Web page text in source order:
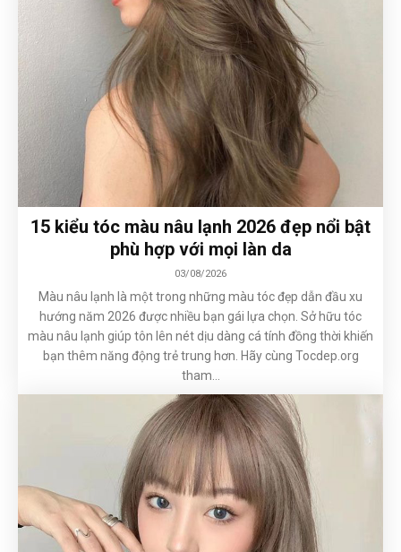
15 kiểu tóc màu nâu lạnh 2026 đẹp nổi bật
phù hợp với mọi làn da
03/08/2026
Màu nâu lạnh là một trong những màu tóc đẹp dẫn đầu xu
hướng năm 2026 được nhiều bạn gái lựa chọn. Sở hữu tóc
màu nâu lạnh giúp tôn lên nét dịu dàng cá tính đồng thời khiến
bạn thêm năng động trẻ trung hơn. Hãy cùng Tocdep.org
tham...